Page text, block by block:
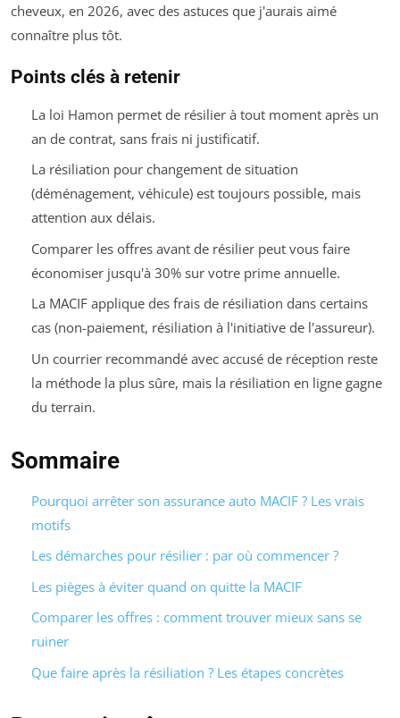
cheveux, en 2026, avec des astuces que j'aurais aimé
connaître plus tôt.
Points clés à retenir
La loi Hamon permet de résilier à tout moment après un
an de contrat, sans frais ni justificatif.
La résiliation pour changement de situation
(déménagement, véhicule) est toujours possible, mais
attention aux délais.
Comparer les offres avant de résilier peut vous faire
économiser jusqu'à 30% sur votre prime annuelle.
La MACIF applique des frais de résiliation dans certains
cas (non-paiement, résiliation à l'initiative de l'assureur).
Un courrier recommandé avec accusé de réception reste
la méthode la plus sûre, mais la résiliation en ligne gagne
du terrain.
Sommaire
Pourquoi arrêter son assurance auto MACIF ? Les vrais
motifs
Les démarches pour résilier : par où commencer ?
Les pièges à éviter quand on quitte la MACIF
Comparer les offres : comment trouver mieux sans se
ruiner
Que faire après la résiliation ? Les étapes concrètes